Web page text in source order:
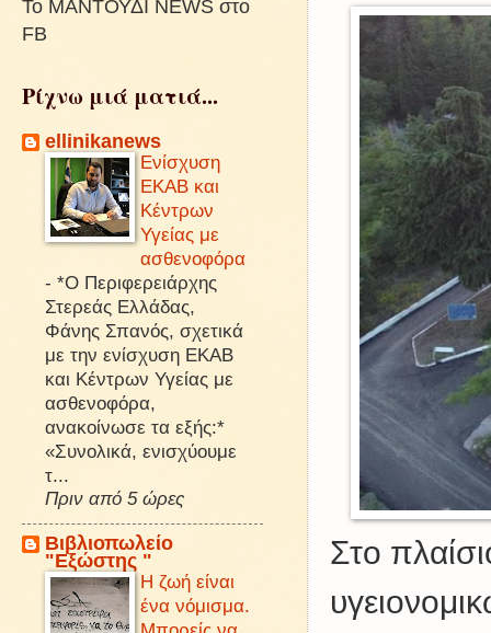
Στο
Το ΜΑΝΤΟΥΔΙ NEWS στο
FB
Ρίχνω μιά ματιά...
ellinikanews
Ενίσχυση
ΕΚΑΒ και
Κέντρων
Υγείας με
ασθενοφόρα
- *Ο Περιφερειάρχης
Στερεάς Ελλάδας,
Φάνης Σπανός, σχετικά
με την ενίσχυση ΕΚΑΒ
και Κέντρων Υγείας με
ασθενοφόρα,
ανακοίνωσε τα εξής:*
«Συνολικά, ενισχύουμε
τ...
Πριν από 5 ώρες
Βιβλιοπωλείο
"Εξώστης "
Η ζωή είναι
ένα νόμισμα.